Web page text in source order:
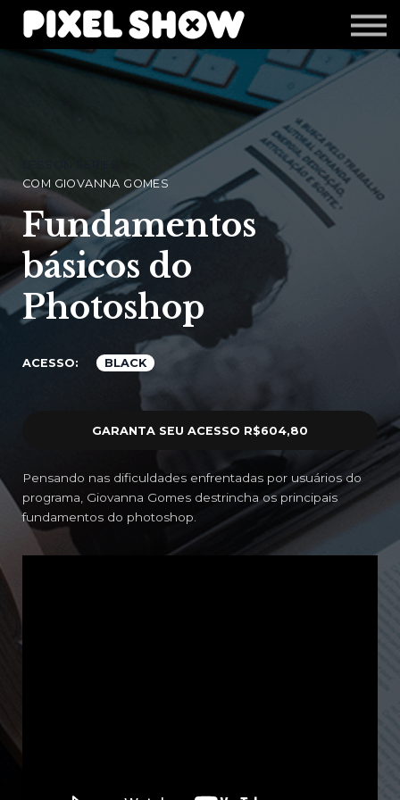
Shop
Revista Zupi
Editais
Login
COM GIOVANNA GOMES
Fundamentos
básicos do
Photoshop
ACESSO: BLACK
GARANTA SEU ACESSO R$604,80
Pensando nas dificuldades enfrentadas por usuários do
programa, Giovanna Gomes destrincha os principais
fundamentos do photoshop.